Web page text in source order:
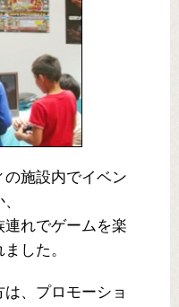
施設内でイベン
れでゲームを楽
した。
、プロモーショ